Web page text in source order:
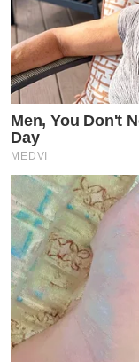
ข่าวที่เกี่ยวข้อง
แพรรี่ ไพรวัลย์
แล้วเป็นกะเท
อนุทิน ตอบ ปรับ
ได้รับการติดต่อ
by TVPOOL ONLINE
Men, You Don't
Day
MEDVI